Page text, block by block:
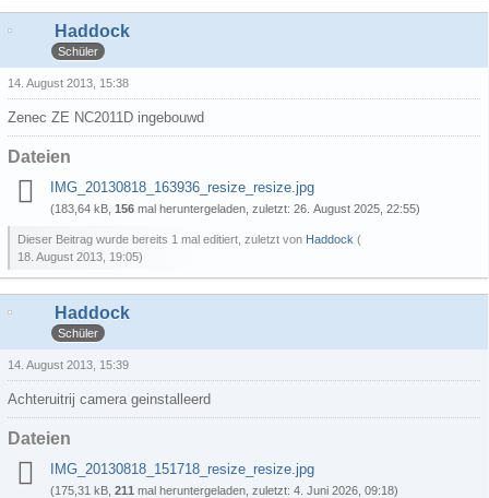
Haddock
Schüler
14. August 2013, 15:38
Zenec ZE NC2011D ingebouwd
Dateien
IMG_20130818_163936_resize_resize.jpg
(183,64 kB, 156 mal heruntergeladen, zuletzt: 26. August 2025, 22:55)
Dieser Beitrag wurde bereits 1 mal editiert, zuletzt von Haddock (
18. August 2013, 19:05)
Haddock
Schüler
14. August 2013, 15:39
Achteruitrij camera geinstalleerd
Dateien
IMG_20130818_151718_resize_resize.jpg
(175,31 kB, 211 mal heruntergeladen, zuletzt: 4. Juni 2026, 09:18)